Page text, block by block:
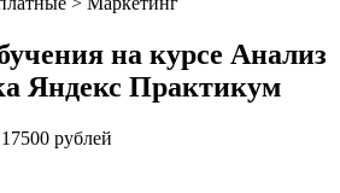
на курсе Анализ
Яндекс Практикум
17500 рублей